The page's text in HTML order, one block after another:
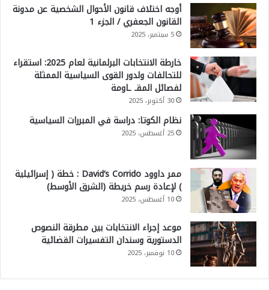
أوجه اختلاف قانون الأحوال الشخصية عن مدونة
القانون الجعفري / الجزء 1
5 سبتمبر، 2025
خارطة الانتخابات البرلمانية لعام 2025: استقراء
للتحالفات ولدور القوى السياسية الممثلة
لفصائل المقـ ـاومة
30 أكتوبر، 2025
نظام الكوتا: دراسة في المبررات السياسية
25 أغسطس، 2025
ممر داوود David’s Corrido : خطة ( إسرائيلية
) لإعادة رسم خريطة (الشرق الأوسط)
10 أغسطس، 2025
موعد إجراء الانتخابات بين مطرقة النصوص
الدستورية وسندان التفسيرات القضائية
10 نوفمبر، 2025